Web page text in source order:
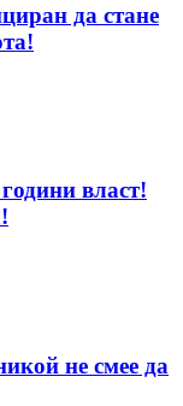
да стане
власт!
не смее да